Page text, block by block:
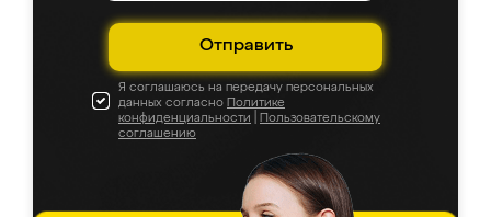
Отправить
Я соглашаюсь на передачу персональных
данных согласно Политике
конфиденциальности
Пользовательскому
соглашению